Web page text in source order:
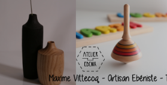
content